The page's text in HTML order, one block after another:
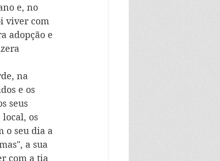
e, no
viver com
adopção e
na
e os
seus
os
o seu dia a
a sua
com a tia